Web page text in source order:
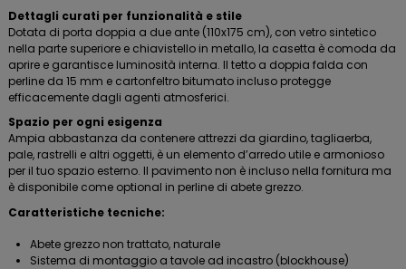
Dettagli curati per funzionalità e stile
Dotata di porta doppia a due ante (110x175 cm), con vetro sintetico
nella parte superiore e chiavistello in metallo, la casetta è comoda da
aprire e garantisce luminosità interna. Il tetto a doppia falda con
perline da 15 mm e cartonfeltro bitumato incluso protegge
efficacemente dagli agenti atmosferici.
Spazio per ogni esigenza
Ampia abbastanza da contenere attrezzi da giardino, tagliaerba,
pale, rastrelli e altri oggetti, è un elemento d’arredo utile e armonioso
per il tuo spazio esterno. Il pavimento non è incluso nella fornitura ma
è disponibile come optional in perline di abete grezzo.
Caratteristiche tecniche:
Abete grezzo non trattato, naturale
Sistema di montaggio a tavole ad incastro (blockhouse)